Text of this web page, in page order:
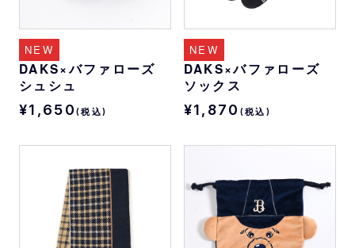
NEW
DAKS×バファローズ
シュシュ
¥1,650 (税込)
NEW
DAKS×バファローズ
ソックス
¥1,870 (税込)